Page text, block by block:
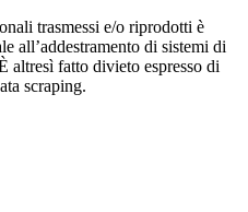
trasmessi e/o riprodotti è
all’addestramento di sistemi di
altresì fatto divieto espresso di
scraping.